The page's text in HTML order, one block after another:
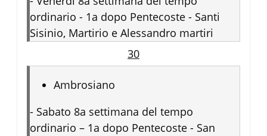
ordinario - 1a dopo Pentecoste - Santi
Sisinio, Martirio e Alessandro martiri
30
Ambrosiano
- Sabato 8a settimana del tempo
ordinario – 1a dopo Pentecoste - San